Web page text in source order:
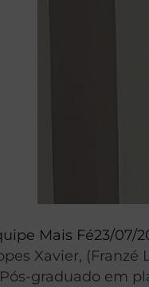
Mais Fé23/07/
Xavier,
graduado em